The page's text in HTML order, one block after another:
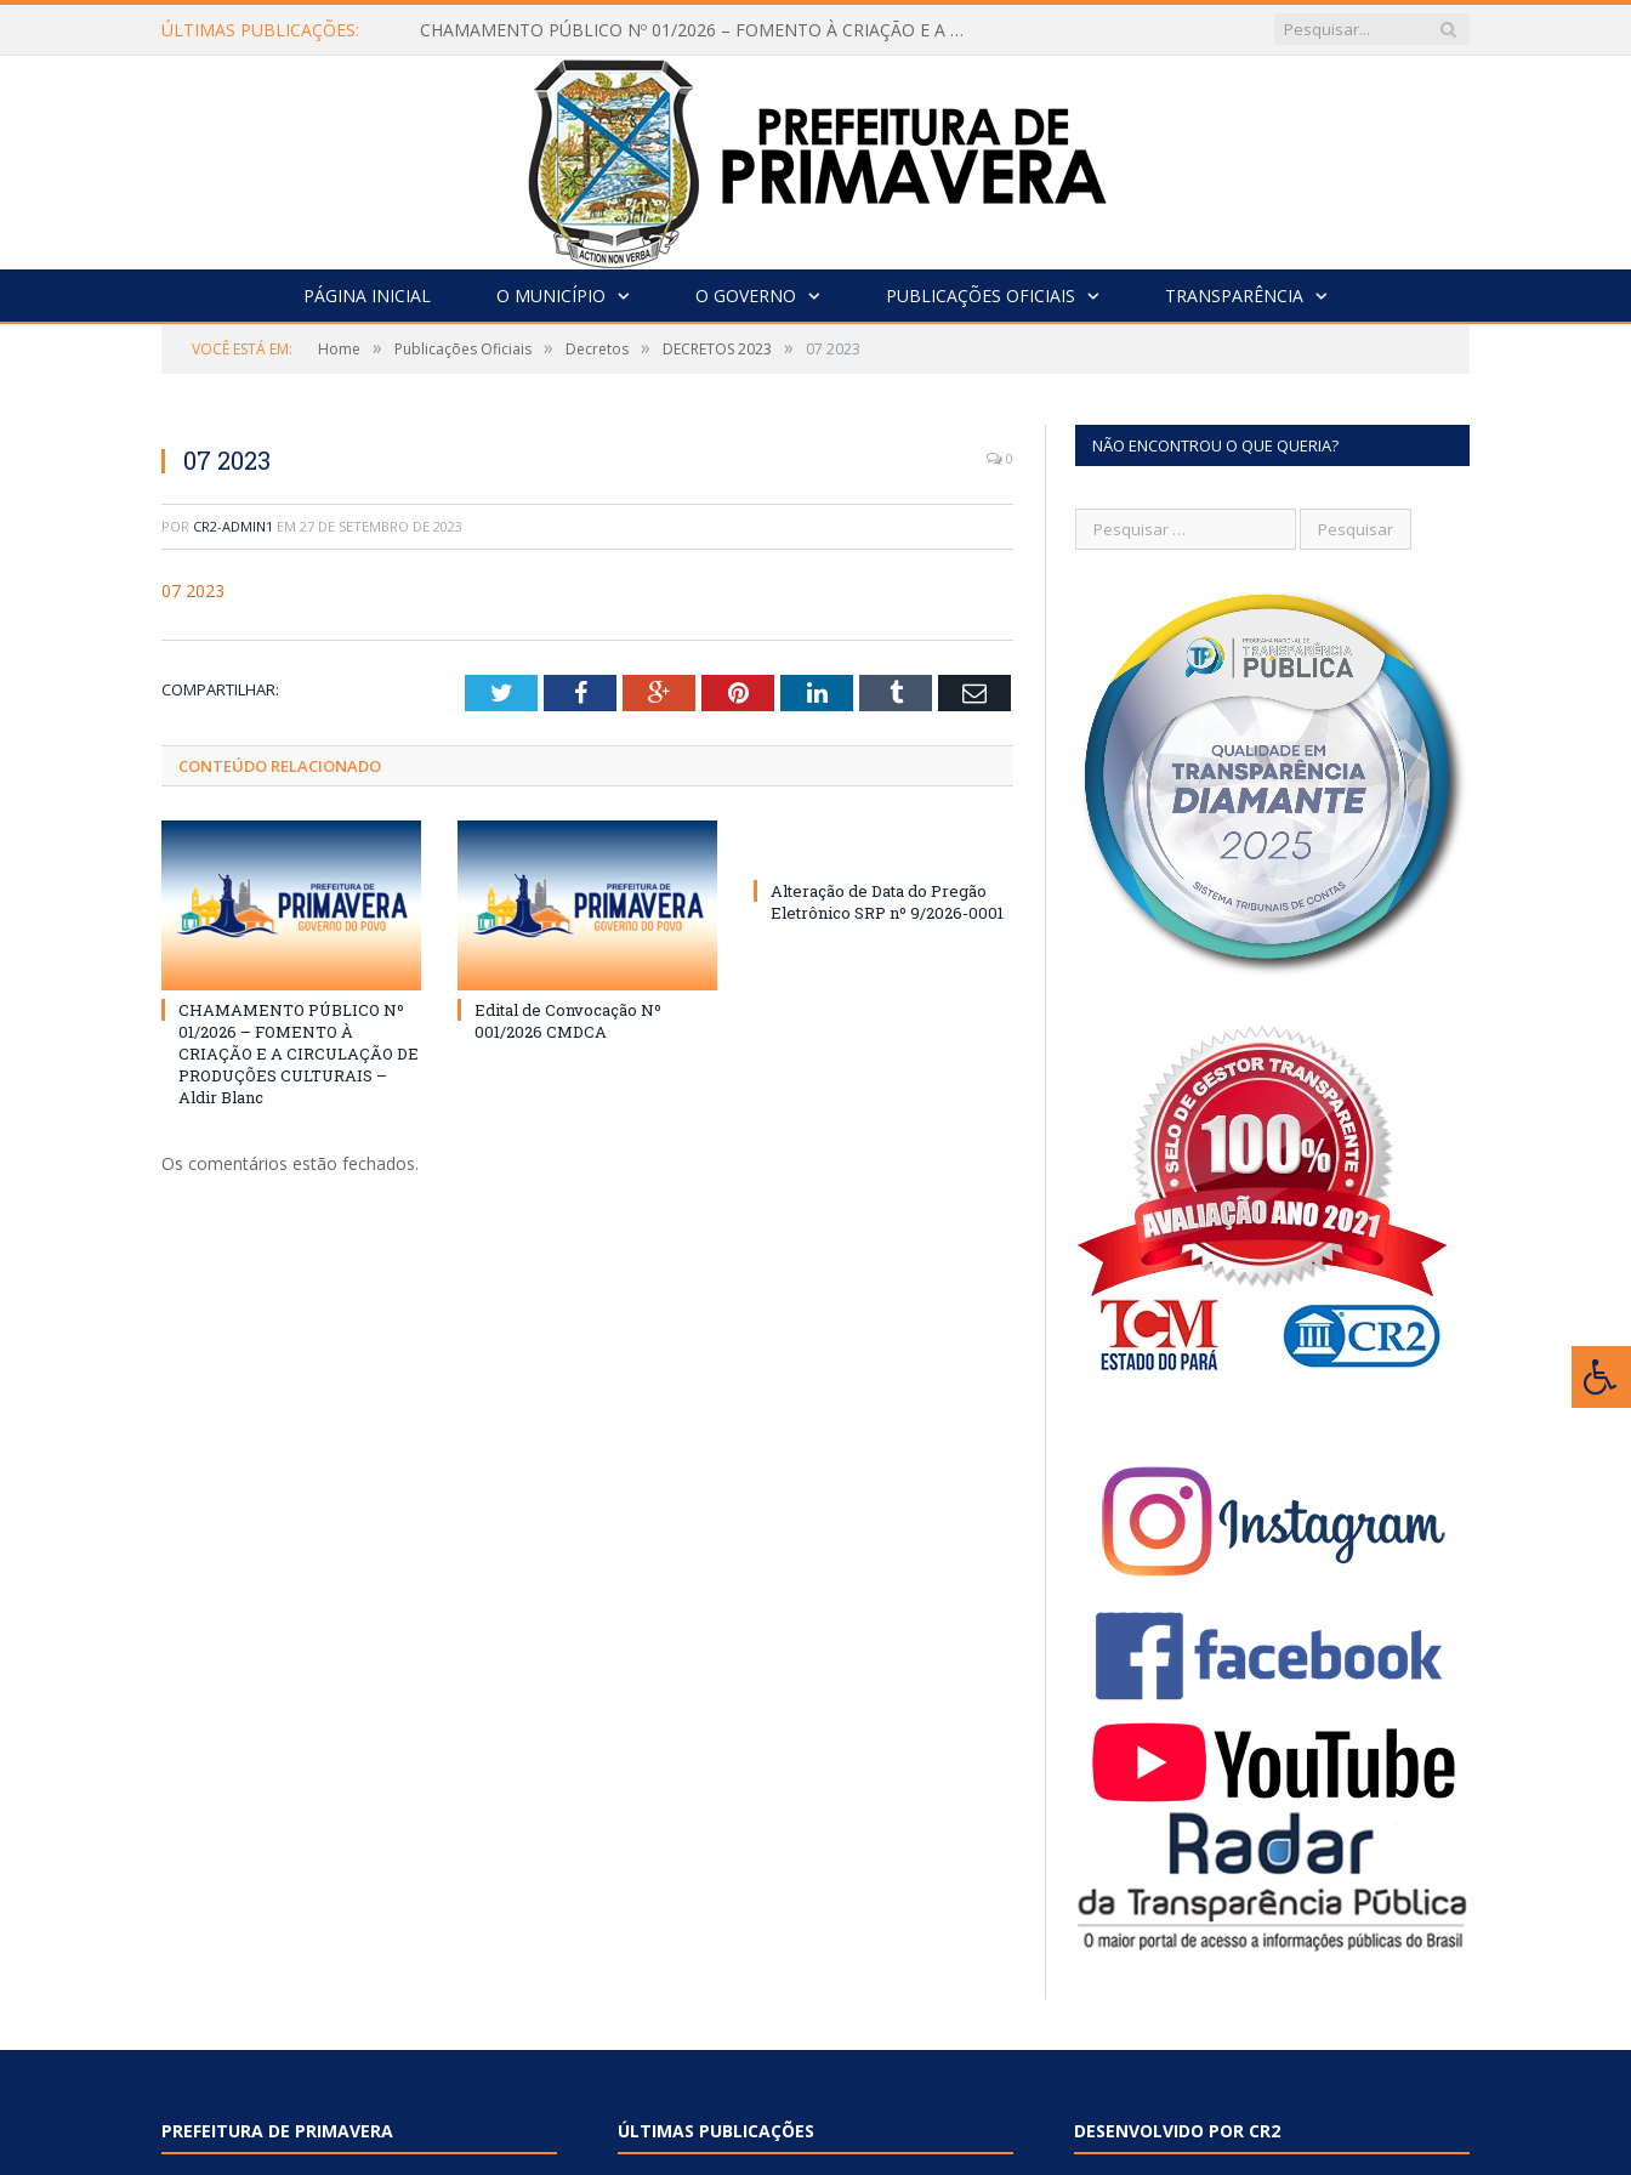
ÚLTIMAS PUBLICAÇÕES: CHAMAMENTO PÚBLICO Nº 01/2026 – FOMENTO À CRIAÇÃO E A CIRCULAÇÃO DE PRODUÇÕES CULTURAIS – Aldir Blanc
PÁGINA INICIAL O MUNICÍPIO O GOVERNO PUBLICAÇÕES OFICIAIS TRANSPARÊNCIA
VOCÊ ESTÁ EM: Home » Publicações Oficiais » Decretos » DECRETOS 2023 » 07 2023
07 2023 0
POR CR2-ADMIN1 EM 27 DE SETEMBRO DE 2023
07 2023
COMPARTILHAR: TwitterFacebookGoogle+PinterestLinkedInTumblr Email
CONTEÚDO RELACIONADO
CHAMAMENTO PÚBLICO Nº
01/2026 – FOMENTO À
CRIAÇÃO E A CIRCULAÇÃO DE
PRODUÇÕES CULTURAIS –
Aldir Blanc
Edital de Convocação Nº
001/2026 CMDCA
Alteração de Data do Pregão
Eletrônico SRP nº 9/2026-0001
Os comentários estão fechados.
NÃO ENCONTROU O QUE QUERIA?
PREFEITURA DE PRIMAVERA ÚLTIMAS PUBLICAÇÕES DESENVOLVIDO POR CR2